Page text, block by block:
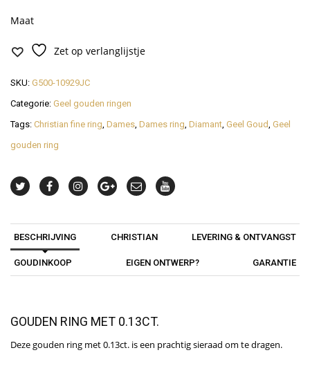
Maat
Zet op verlanglijstje
SKU: G500-10929JC
Categorie: Geel gouden ringen
Tags: Christian fine ring Dames Dames ring Diamant Geel Goud Geel
gouden ring
BESCHRIJVING CHRISTIAN LEVERING & ONTVANGST
GOUDINKOOP EIGEN ONTWERP? GARANTIE
GOUDEN RING MET 0.13CT.
Deze gouden ring met 0.13ct. is een prachtig sieraad om te dragen.